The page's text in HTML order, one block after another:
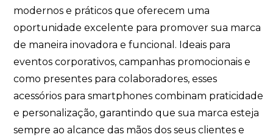
modernos e práticos que oferecem uma
oportunidade excelente para promover sua marca
de maneira inovadora e funcional. Ideais para
eventos corporativos, campanhas promocionais e
como presentes para colaboradores, esses
acessórios para smartphones combinam praticidade
e personalização, garantindo que sua marca esteja
sempre ao alcance das mãos dos seus clientes e